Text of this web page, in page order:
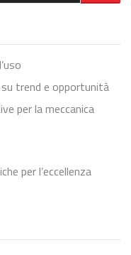
trend e opportunità
per la meccanica
per l’eccellenza